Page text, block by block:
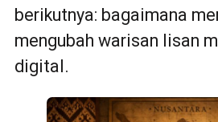
berikutnya: bagaimana
mengubah warisan lisan
digital.